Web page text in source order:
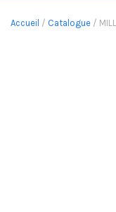
Accueil / Catalogue /